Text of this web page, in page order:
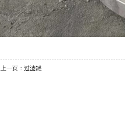
上一页： 过滤罐